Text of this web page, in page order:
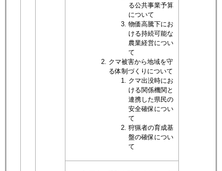
る公共事業予算
について
物価高騰下にお
ける持続可能な
農業経営につい
て
クマ被害から地域を守
る体制づくりについて
クマ出没時にお
ける関係機関と
連携した県民の
安全確保につい
て
狩猟者の育成基
盤の確保につい
て